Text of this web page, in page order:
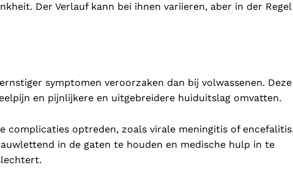
Der Verlauf kann bei ihnen variieren, aber in der Regel
symptomen veroorzaken dan bij volwassenen. Deze
en pijnlijkere en uitgebreidere huiduitslag omvatten.
complicaties optreden, zoals virale meningitis of
in de gaten te houden en medische hulp in te